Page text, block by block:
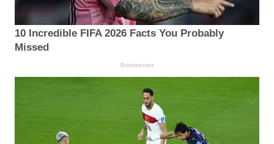
10 Incredible FIFA 2026 Facts You Probably
Missed
Brainberries